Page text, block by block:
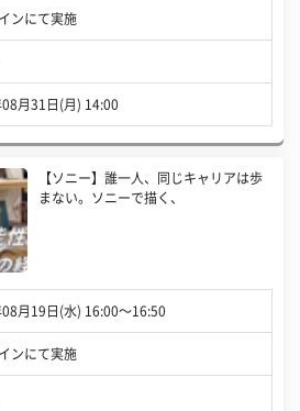
ンにて実施
月31日(月) 14:00
【ソニー】誰一人、同じキャリアは歩
まない。ソニーで描く、
月19日(水) 16:00〜16:50
ンにて実施